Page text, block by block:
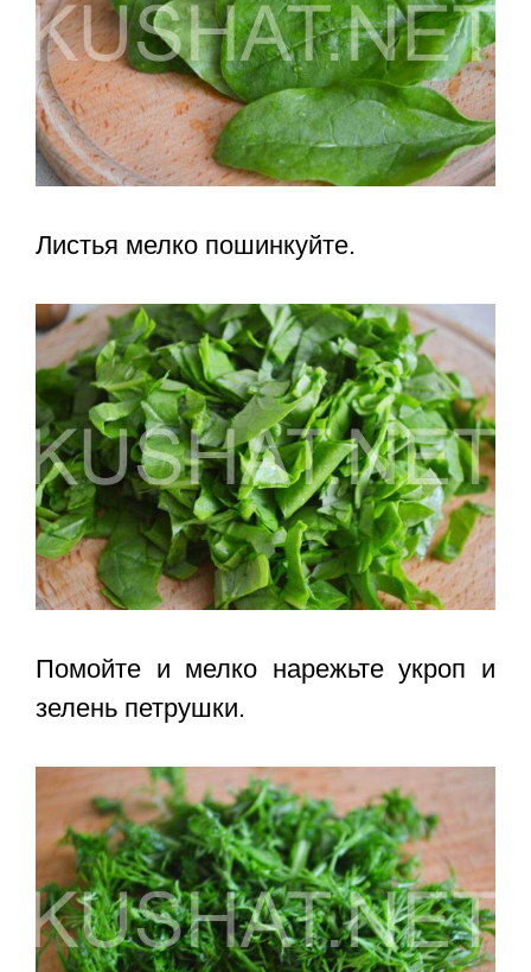
Листья мелко пошинкуйте.
Помойте и мелко нарежьте укроп и
зелень петрушки.